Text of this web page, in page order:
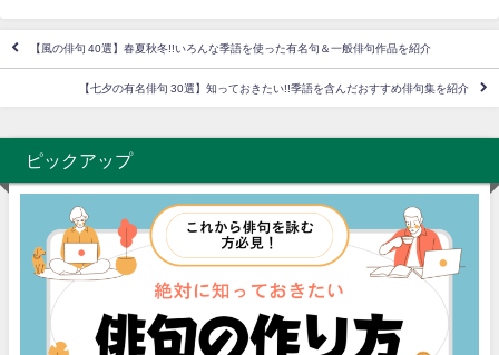
【風の俳句 40選】春夏秋冬!!いろんな季語を使った有名句＆一般俳句作品を紹介
【七夕の有名俳句 30選】知っておきたい!!季語を含んだおすすめ俳句集を紹介
ピックアップ